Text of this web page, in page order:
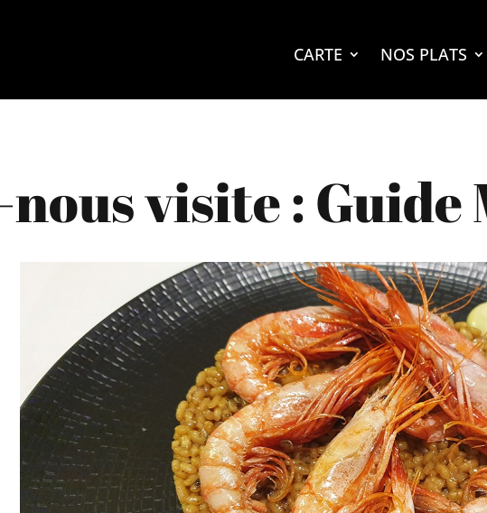
CARTE NOS PLATS
nous visite :